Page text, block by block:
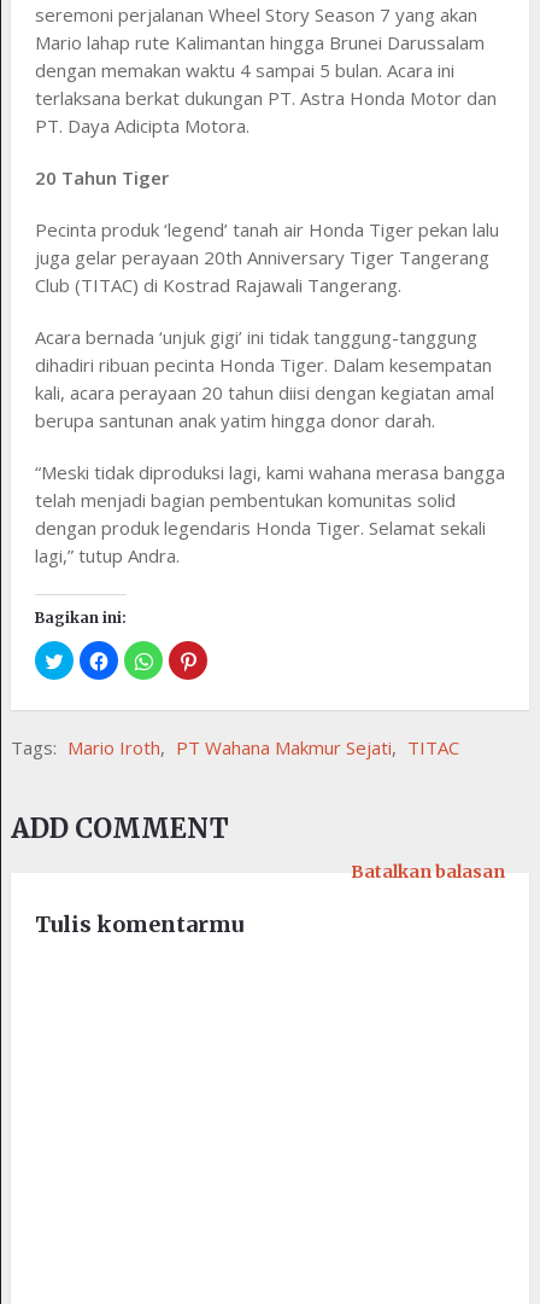
seremoni perjalanan Wheel Story Season 7 yang akan
Mario lahap rute Kalimantan hingga Brunei Darussalam
dengan memakan waktu 4 sampai 5 bulan. Acara ini
terlaksana berkat dukungan PT. Astra Honda Motor dan
PT. Daya Adicipta Motora.
20 Tahun Tiger
Pecinta produk ‘legend’ tanah air Honda Tiger pekan lalu
juga gelar perayaan 20th Anniversary Tiger Tangerang
Club (TITAC) di Kostrad Rajawali Tangerang.
Acara bernada ‘unjuk gigi’ ini tidak tanggung-tanggung
dihadiri ribuan pecinta Honda Tiger. Dalam kesempatan
kali, acara perayaan 20 tahun diisi dengan kegiatan amal
berupa santunan anak yatim hingga donor darah.
“Meski tidak diproduksi lagi, kami wahana merasa bangga
telah menjadi bagian pembentukan komunitas solid
dengan produk legendaris Honda Tiger. Selamat sekali
lagi,” tutup Andra.
Bagikan ini:
Tags: Mario Iroth, PT Wahana Makmur Sejati, TITAC
ADD COMMENT
Tulis komentarmu
Batalkan balasan